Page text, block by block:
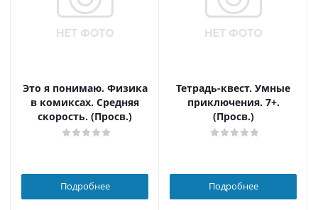
Это я понимаю. Физика
в комиксах. Средняя
скорость. (Просв.)
Подробнее
Тетрадь-квест. Умные
приключения. 7+.
(Просв.)
Подробнее